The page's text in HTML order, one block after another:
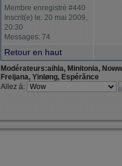
Membre enregistré #440
Inscrit(e) le: 20 mai 2009,
20:30
Messages: 74
Retour en haut
Modérateurs:aihla, Minitonia,
Freijana, Yinløng, Espérãnce
Allez à: